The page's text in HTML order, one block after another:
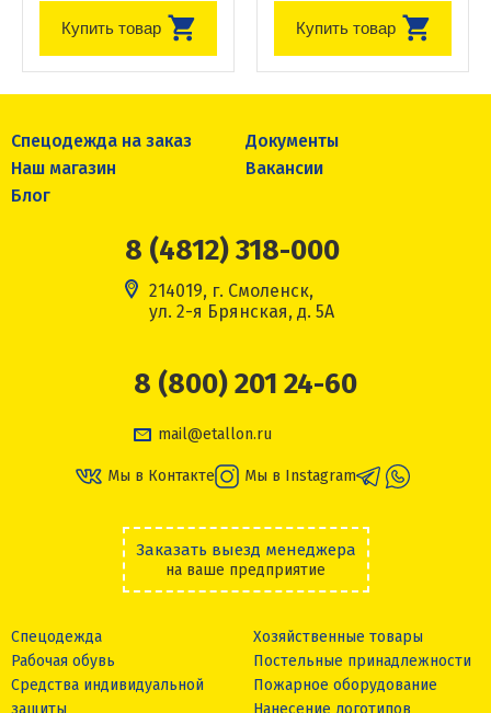
Купить товар Купить товар
Спецодежда на заказ
Документы
Наш магазин
Вакансии
Блог
8 (4812) 318-000
214019, г. Смоленск,
ул. 2-я Брянская, д. 5А
8 (800) 201 24-60
mail@etallon.ru
Мы в Контакте Мы в Instagram
Заказать выезд менеджера
на ваше предприятие
Спецодежда
Рабочая обувь
Средства индивидуальной
защиты
Хозяйственные товары
Постельные принадлежности
Пожарное оборудование
Нанесение логотипов